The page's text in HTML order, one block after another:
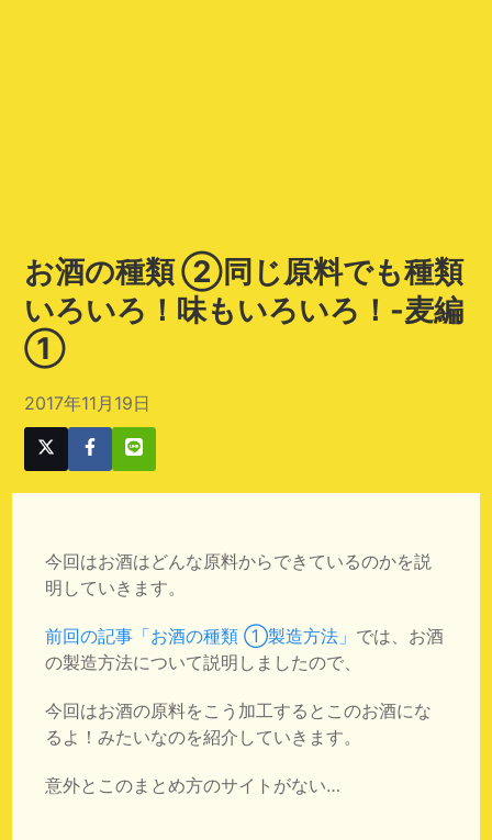
お酒の種類 ②同じ原料でも種類
いろいろ！味もいろいろ！-麦編
①
2017年11月19日
今回はお酒はどんな原料からできているのかを説
明していきます。
前回の記事「お酒の種類 ①製造方法」 では、お酒
の製造方法について説明しましたので、
今回はお酒の原料をこう加工するとこのお酒にな
るよ！みたいなのを紹介していきます。
意外とこのまとめ方のサイトがない…